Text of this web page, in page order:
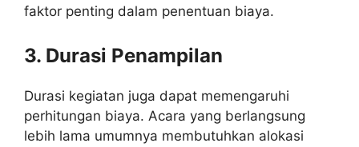
faktor penting dalam penentuan biaya.
3. Durasi Penampilan
Durasi kegiatan juga dapat memengaruhi
perhitungan biaya. Acara yang berlangsung
lebih lama umumnya membutuhkan alokasi